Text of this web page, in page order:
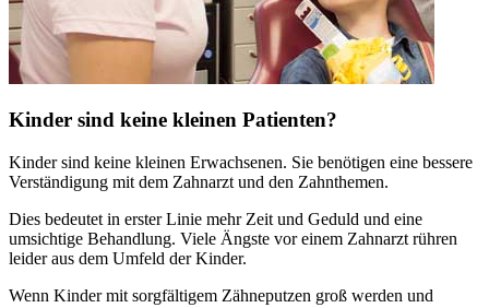
Kinder sind keine kleinen Patienten?
Kinder sind keine kleinen Erwachsenen. Sie benötigen eine bessere
Verständigung mit dem Zahnarzt und den Zahnthemen.
Dies bedeutet in erster Linie mehr Zeit und Geduld und eine
umsichtige Behandlung. Viele Ängste vor einem Zahnarzt rühren
leider aus dem Umfeld der Kinder.
Wenn Kinder mit sorgfältigem Zähneputzen groß werden und